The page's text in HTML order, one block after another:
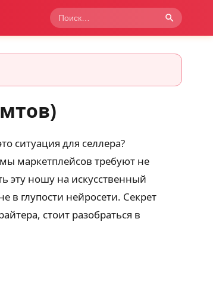
ситуация для селлера?
маркетплейсов требуют не
эту ношу на искусственный
в глупости нейросети. Секрет
стоит разобраться в